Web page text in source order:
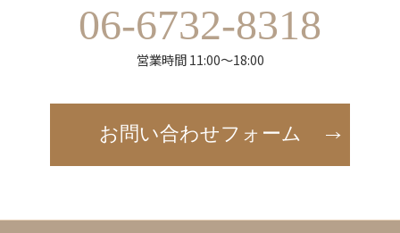
06-6732-8318
営業時間 11:00～18:00
お問い合わせフォーム